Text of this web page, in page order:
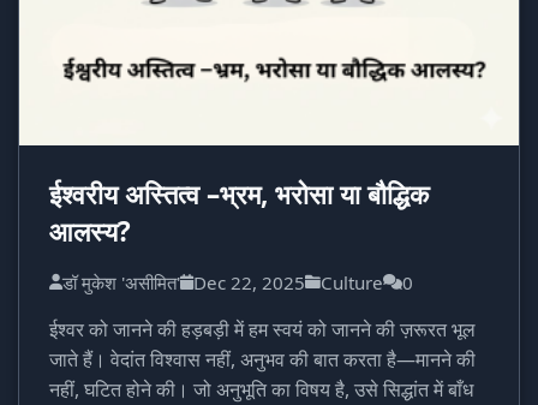
ईश्वरीय अस्तित्व –भ्रम, भरोसा या बौद्धिक
आलस्य?
डॉ मुकेश 'असीमित' Dec 22, 2025 Culture 0
ईश्वर को जानने की हड़बड़ी में हम स्वयं को जानने की ज़रूरत भूल
जाते हैं। वेदांत विश्वास नहीं, अनुभव की बात करता है—मानने की
नहीं, घटित होने की। जो अनुभूति का विषय है, उसे सिद्धांत में बाँध